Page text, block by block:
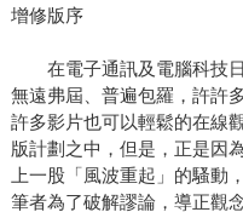
增修版序
在電子通訊及電腦科技日
無遠弗屆、普遍包羅，許許
許多影片也可以輕鬆的在線
版計劃之中，但是，正是因
上一股「風波重起」的騷動
筆者為了破解謬論，導正觀